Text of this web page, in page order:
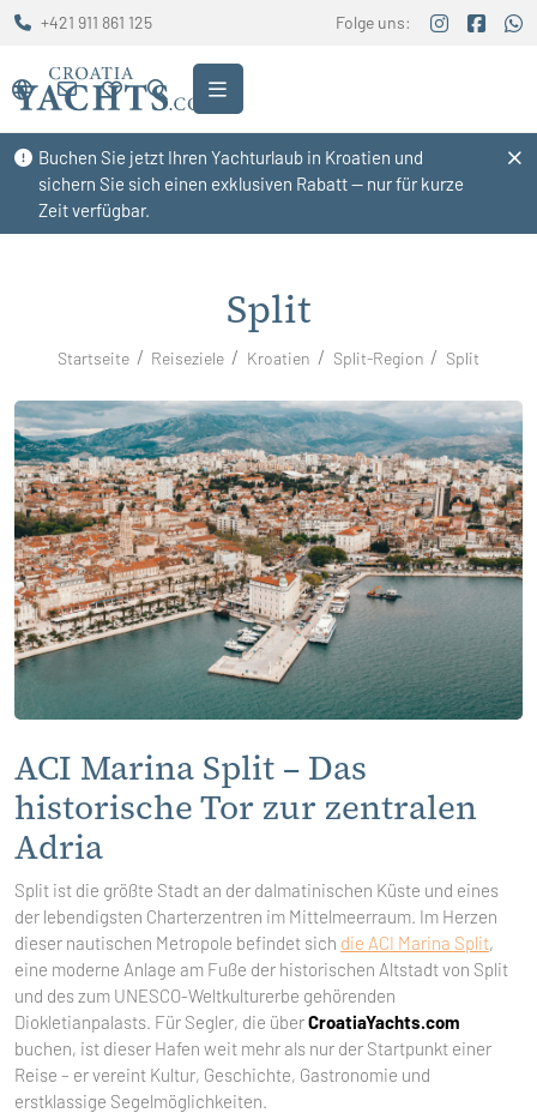
Buchen Sie jetzt Ihren Yachturlaub in Kroatien und
sichern Sie sich einen exklusiven Rabatt — nur für kurze
Zeit verfügbar.
+421 911 861 125 Folge uns:
Split
Startseite Reiseziele Kroatien Split-Region Split
ACI Marina Split – Das
historische Tor zur zentralen
Adria
Split ist die größte Stadt an der dalmatinischen Küste und eines
der lebendigsten Charterzentren im Mittelmeerraum. Im Herzen
dieser nautischen Metropole befindet sich die ACI Marina Split,
eine moderne Anlage am Fuße der historischen Altstadt von Split
und des zum UNESCO-Weltkulturerbe gehörenden
Diokletianpalasts. Für Segler, die überCroatiaYachts.com
buchen, ist dieser Hafen weit mehr als nur der Startpunkt einer
Reise – er vereint Kultur, Geschichte, Gastronomie und
erstklassige Segelmöglichkeiten.